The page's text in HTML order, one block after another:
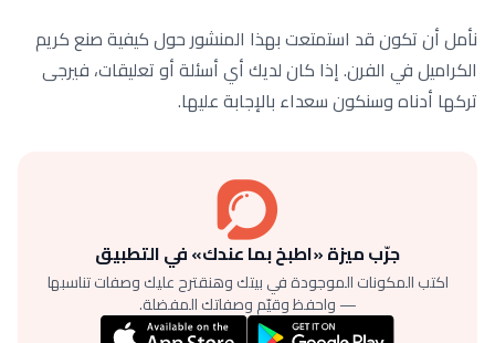
نأمل أن تكون قد استمتعت بهذا المنشور حول كيفية صنع كريم
الكراميل في الفرن. إذا كان لديك أي أسئلة أو تعليقات، فيرجى
تركها أدناه وسنكون سعداء بالإجابة عليها.
جرّب ميزة «اطبخ بما عندك» في التطبيق
اكتب المكونات الموجودة في بيتك وهنقترح عليك وصفات تناسبها
— واحفظ وقيّم وصفاتك المفضلة.